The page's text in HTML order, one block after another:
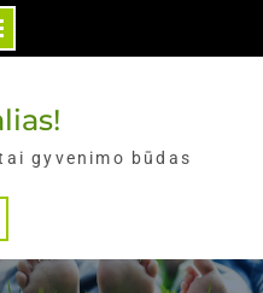
gyvenimo būdas